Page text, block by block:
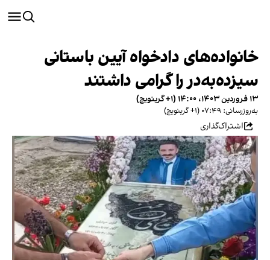
خانواده‌های دادخواه آیین باستانی
سیزده‌به‌در را گرامی داشتند
۱۳ فروردین ۱۴۰۳، ۱۴:۰۰ (‎+۱ گرینویچ)
به‌روزرسانی: ۰۷:۴۹ (‎+۱ گرینویچ)
اشتراک‌گذاری